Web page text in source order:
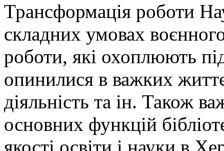
Трансформація роботи
складних умовах
роботи, які охоплюють
опинилися в важких
діяльність та ін. Також
основних функцій